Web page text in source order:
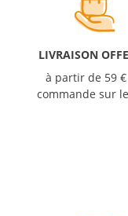
LIVRAISON
à partir de 59
commande sur